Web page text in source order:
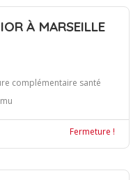
À MARSEILLE
complémentaire santé
Fermeture !